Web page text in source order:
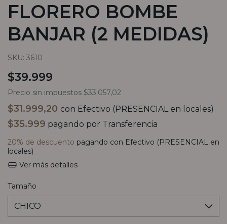
FLORERO BOMBE
BANJAR (2 MEDIDAS)
SKU: 3610
$39.999
Precio sin impuestos $33.057,02
$31.999,20 con Efectivo (PRESENCIAL en locales)
$35.999 pagando por Transferencia
20% de descuento pagando con Efectivo (PRESENCIAL en
locales)
Ver más detalles
Tamaño